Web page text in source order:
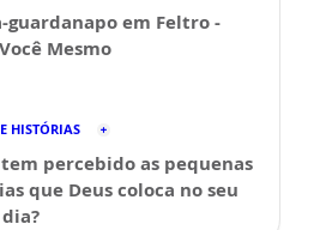
guardanapo em Feltro -
Mesmo
HISTÓRIAS
percebido as pequenas
que Deus coloca no seu